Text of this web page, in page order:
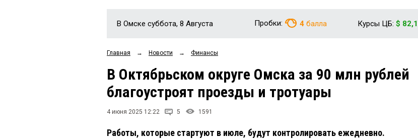
В Омске суббота, 8 Августа Пробки: 4 балла Курсы ЦБ: $
Главная → Новости → Финансы
В Октябрьском округе Омска за 90 млн рублей
благоустроят проезды и тротуары
4 июня 2025 12:22 5 1591
Работы, которые стартуют в июле, будут контролировать ежедневно.